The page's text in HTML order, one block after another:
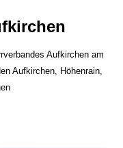
Aufkirchen am
Aufkirchen, Höhenrain,